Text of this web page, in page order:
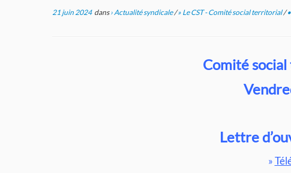
21 juin 2024dans› Actualité syndicale/» Le CST - Comité social territorial/
Comité
Lettre
»